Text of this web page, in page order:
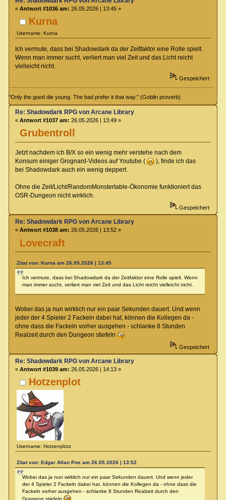
Kurna
Username: Kurna
« Antwort #1036 am: 26.05.2026 | 13:45 »
Ich vermute, dass bei Shadowdark da der Zeitfaktor eine Rolle spielt.
Wenn man immer sucht, verliert man viel Zeit und das Licht reicht
vielleicht nicht.
Gespeichert
"Only the good die young. The bad prefer it that way." (Goblin proverb)
Grubentroll
Re: Shadowdark RPG von Arcane Library
« Antwort #1037 am: 26.05.2026 | 13:49 »
Jetzt nachdem ich B/X so ein wenig mehr verstehe nach dem
Konsum einiger Grognard-Videos auf Youtube (
), finde ich das
bei Shadowdark auch ein wenig deppert.
Ohne die Zeit/Licht/RandomMonstertable-Ökonomie funktioniert das
OSR-Dungeon nicht wirklich.
Gespeichert
Lovecraft
Re: Shadowdark RPG von Arcane Library
« Antwort #1038 am: 26.05.2026 | 13:52 »
Zitat von: Kurna am 26.05.2026 | 13:45
Ich vermute, dass bei Shadowdark da der Zeitfaktor eine Rolle spielt. Wenn
man immer sucht, verliert man viel Zeit und das Licht reicht vielleicht nicht.
Wobei das ja nun wirklich nur ein paar Sekunden dauert. Und wenn
jeder der 4 Spieler 2 Fackeln dabei hat, können die Kollegen da -
ohne dass die Fackeln vorher ausgehen - schlanke 8 Stunden
Realzeit durch den Dungeon stiefeln
Gespeichert
Hotzenplot
Username: Hotzenplotz
Re: Shadowdark RPG von Arcane Library
« Antwort #1039 am: 26.05.2026 | 14:13 »
Zitat von: Edgar Allan Poe am 26.05.2026 | 13:52
Wobei das ja nun wirklich nur ein paar Sekunden dauert. Und wenn jeder
der 4 Spieler 2 Fackeln dabei hat, können die Kollegen da - ohne dass die
Fackeln vorher ausgehen - schlanke 8 Stunden Realzeit durch den
Dungeon stiefeln